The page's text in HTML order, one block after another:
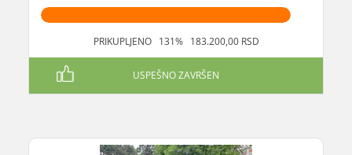
PRIKUPLJENO 131% 183.200,00 RSD
USPEŠNO ZAVRŠEN